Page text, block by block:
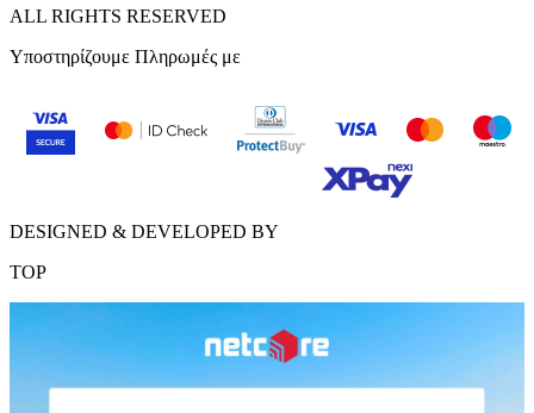
ALL RIGHTS RESERVED
Υποστηρίζουμε Πληρωμές με
DESIGNED & DEVELOPED BY
TOP